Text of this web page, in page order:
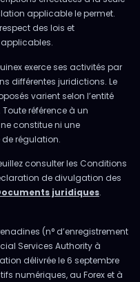
applicable le permet.
des lois et
exerce ses activités par
différentes juridictions. Le
varient selon l’entité
référence à un
constitue ni une
régulation.
consulter les Conditions
de divulgation des
juridiques.
(n° d’enregistrement
Services Authority à
délivrée le 6 septembre
numériques, au Forex et à